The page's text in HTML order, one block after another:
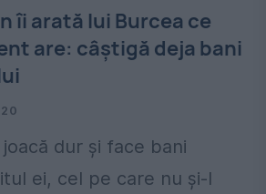
îi arată lui Burcea ce
are: câștigă deja bani
dur și face bani
ei, cel pe care nu și-l